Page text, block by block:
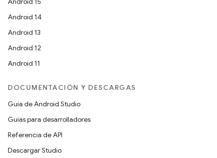
Android 14
Android 13
Android 12
Android 11
DOCUMENTACIÓN Y DESCARGAS
Guía de Android Studio
Guías para desarrolladores
Referencia de API
Descargar Studio